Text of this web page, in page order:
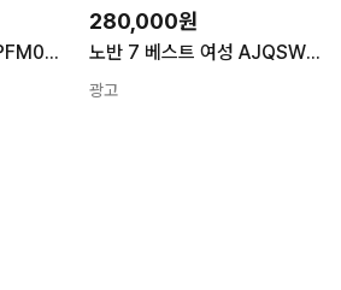
아톰 베스트 남성 AJPFM09559 MARS
280,000원
노반 7 베스트 여성 AJQSW06803 MANTIS
광고